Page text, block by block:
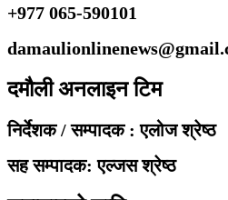
+977 065-590101
दमौली अनलाइन टिम
निर्देशक / सम्पादक : एलोज श्रेष्ठ
सह सम्पादक: एल्जस श्रेष्ठ